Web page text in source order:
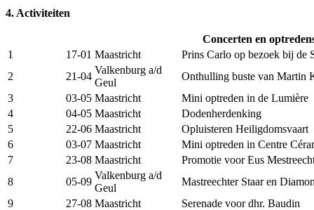
4. Activiteiten
Concerten en
1
17-01 Maastricht
Prins Carlo op bezoek bij de
2
21-04
Valkenburg a/d
Geul
Onthulling buste van Martin
3
03-05 Maastricht
Mini optreden in de Lumière
4
04-05 Maastricht
Dodenherdenking
5
22-06 Maastricht
Opluisteren Heiligdomsvaart
6
03-07 Maastricht
Mini optreden in Centre
7
23-08 Maastricht
Promotie voor Eus
8
05-09
Valkenburg a/d
Geul
Mastreechter Staar en
9
27-08 Maastricht
Serenade voor dhr. Baudin